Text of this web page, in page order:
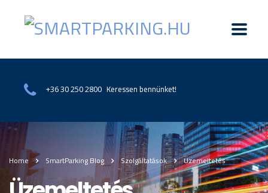
+36 30 250 2800 Keressen bennünket!
Home SmartParking Blog Szolgáltatások Üzemeltetés